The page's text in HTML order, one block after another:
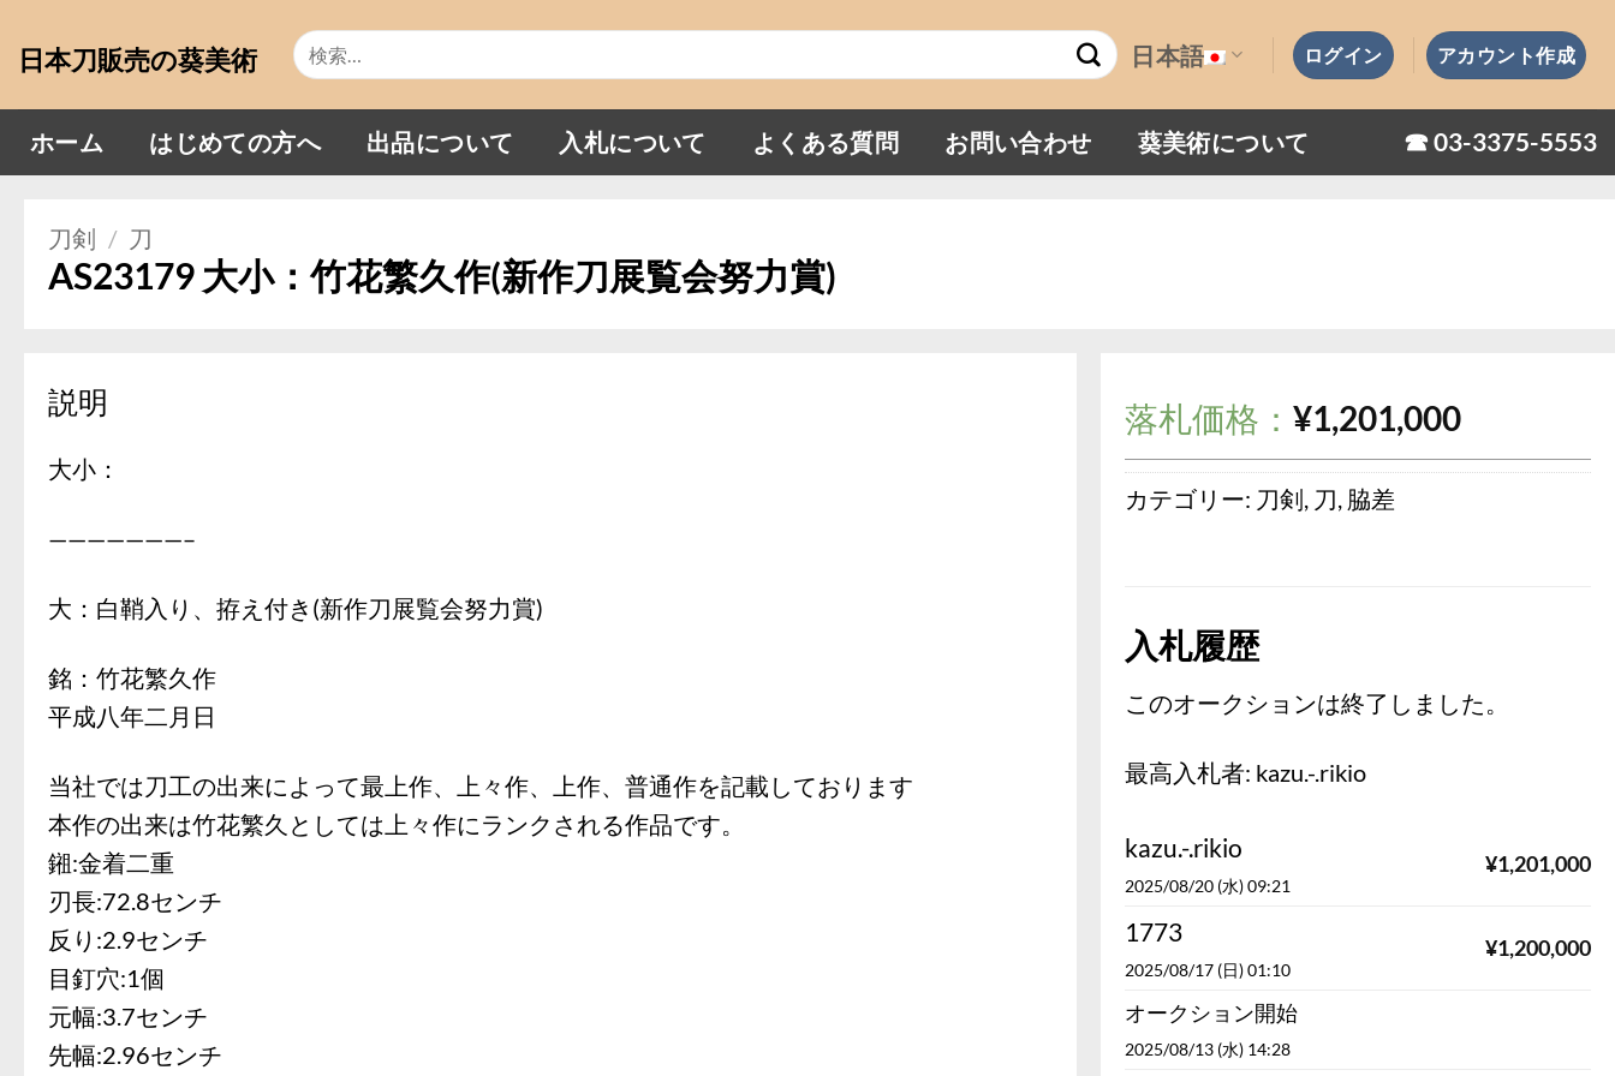
日本刀販売の葵美術
検
索
象:
日本語 ログイン アカウント作成
ホーム はじめての方へ 出品について 入札について よくある質問 お問い合わせ 葵美術について ☎︎ 03-3375-5553
刀剣 / 刀
AS23179 大小：竹花繁久作(新作刀展覧会努力賞)
説明
大小：
———————–
大：白鞘入り、拵え付き(新作刀展覧会努力賞)
銘：竹花繁久作
平成八年二月日
当社では刀工の出来によって最上作、上々作、上作、普通作を記載しております
本作の出来は竹花繁久としては上々作にランクされる作品です。
鎺:金着二重
刃長:72.8センチ
反り:2.9センチ
目釘穴:1個
元幅:3.7センチ
先幅:2.96センチ
落札価格： ¥1,201,000
カテゴリー: 刀剣 刀 脇差
入札履歴
このオークションは終了しました。
最高入札者: kazu.-.rikio
kazu.-.rikio
2025/08/20 (水) 09:21
¥1,201,000
1773
2025/08/17 (日) 01:10
¥1,200,000
オークション開始
2025/08/13 (水) 14:28